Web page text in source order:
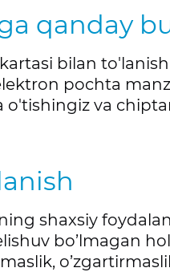
qanday
bilan
pochta
va
shaxsiy
bo’lmagan